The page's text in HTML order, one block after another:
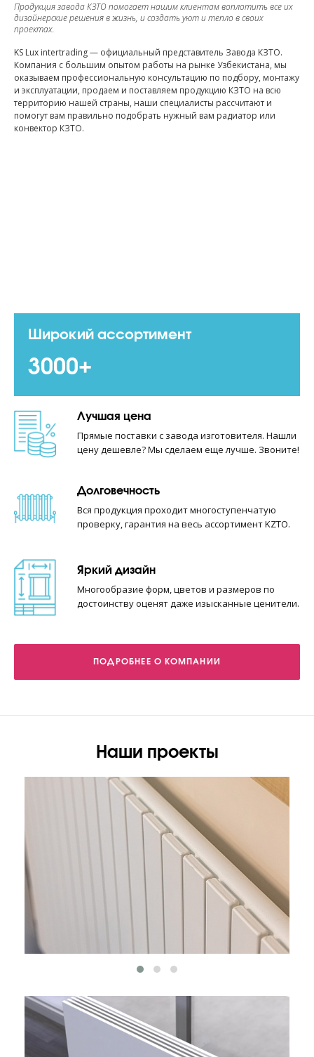
Продукция завода КЗТО помогает нашим клиентам воплотить все их
дизайнерские решения в жизнь, и создать уют и тепло в своих
проектах.
KS Lux intertrading — официальный представитель Завода КЗТО.
Компания с большим опытом работы на рынке Узбекистана, мы
оказываем профессиональную консультацию по подбору, монтажу
и эксплуатации, продаем и поставляем продукцию КЗТО на всю
территорию нашей страны, наши специалисты рассчитают и
помогут вам правильно подобрать нужный вам радиатор или
конвектор КЗТО.
Широкий ассортимент
3000+
Лучшая цена
Прямые поставки с завода изготовителя. Нашли
цену дешевле? Мы сделаем еще лучше. Звоните!
Долговечность
Вся продукция проходит многоступенчатую
проверку, гарантия на весь ассортимент KZTO.
Яркий дизайн
Многообразие форм, цветов и размеров по
достоинству оценят даже изысканные ценители.
ПОДРОБНЕЕ О КОМПАНИИ
Наши проекты